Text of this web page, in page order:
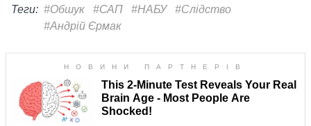
Теги: #Обшук #САП #НАБУ
#Слідство
#Андрій Єрмак